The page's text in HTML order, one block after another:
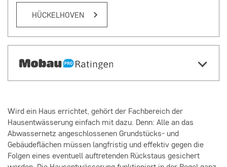
HÜCKELHOVEN
Wird ein Haus errichtet, gehört der Fachbereich der
Hausentwässerung einfach mit dazu. Denn: Alle an das
Abwassernetz angeschlossenen Grundstücks- und
Gebäudeflächen müssen langfristig und effektiv gegen die
Folgen eines eventuell auftretenden Rückstaus gesichert